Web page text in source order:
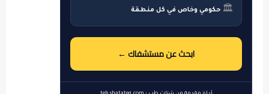
🏛 حكومي وخاص في كل منطقة
ابحث عن مستشفاك ←